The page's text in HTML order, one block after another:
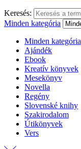
Keresés:
Minden kategória
Minden kategória
Ajándék
Ebook
Kreatív könyvek
Mesekönyv
Novella
Regény
Slovenské knihy
Szakirodalom
Útikönyvek
Vers